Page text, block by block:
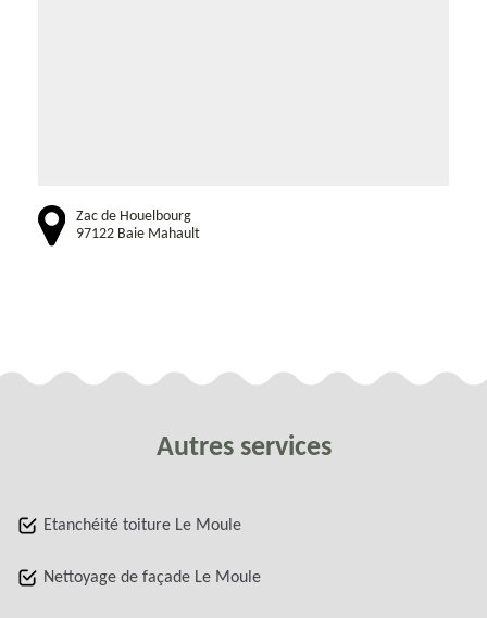
Zac de Houelbourg
97122 Baie Mahault
Autres services
Etanchéité toiture Le Moule
Nettoyage de façade Le Moule